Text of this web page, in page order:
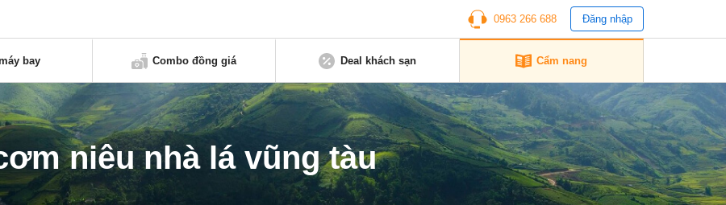
0963 266 688 Đăng nhập
bay Combo đồng giá Deal khách sạn Cẩm nang
niêu nhà lá vũng tàu